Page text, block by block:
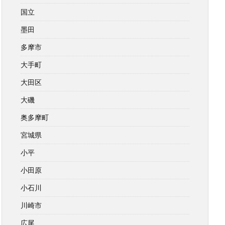
国立
墨田
多摩市
大手町
大田区
大磯
奥多摩町
宮城県
小平
小田原
小石川
川崎市
広尾